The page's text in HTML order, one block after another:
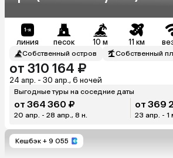
линия песок 10 м 11 км
Собственный остров Собственный
от 310 164 ₽
24 апр. - 30 апр., 6 ночей
Выгодные туры на соседние даты
от 364 360 ₽
20 апр. - 28 апр., 8 н.
от 369
23 апр. - 1
Кешбэк + 9 055